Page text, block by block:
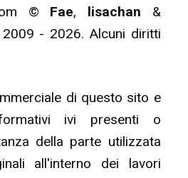
© Fae, lisachan &
2009 - 2026. Alcuni diritti
di questo sito e
ivi presenti o
della parte utilizzata
all'interno dei lavori